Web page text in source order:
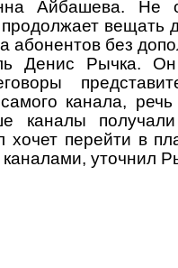
Айбашева. Не
вещать
абонентов без
Денис Рычка.
канала,
каналы
хочет перейти в
уточнил